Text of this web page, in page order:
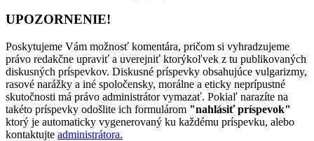
UPOZORNENIE!
Poskytujeme Vám možnosť komentára, pričom si vyhradzujeme
právo redakčne upraviť a uverejniť ktorýkoľvek z tu publikovaných
diskusných príspevkov. Diskusné príspevky obsahujúce vulgarizmy,
rasové narážky a iné spoločensky, morálne a eticky neprípustné
skutočnosti má právo administrátor vymazať. Pokiaľ narazíte na
takéto príspevky odošlite ich formulárom "nahlásiť príspevok"
ktorý je automaticky vygenerovaný ku každému príspevku, alebo
kontaktujte administrátora.